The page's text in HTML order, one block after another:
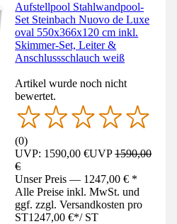
Aufstellpool Stahlwandpool-
Set Steinbach Nuovo de Luxe
oval 550x366x120 cm inkl.
Skimmer-Set, Leiter &
Anschlussschlauch weiß
Artikel wurde noch nicht
bewertet.
(0)
UVP: 1590,00 €UVP1590,00
€
Unser Preis — 1247,00 € *
Alle Preise inkl. MwSt. und
ggf. zzgl. Versandkosten pro
ST1247,00 €*/ ST